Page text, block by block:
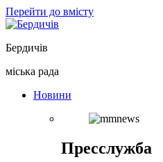
Перейти до вмісту
Бердичів
міська рада
Новини
Пресслужба